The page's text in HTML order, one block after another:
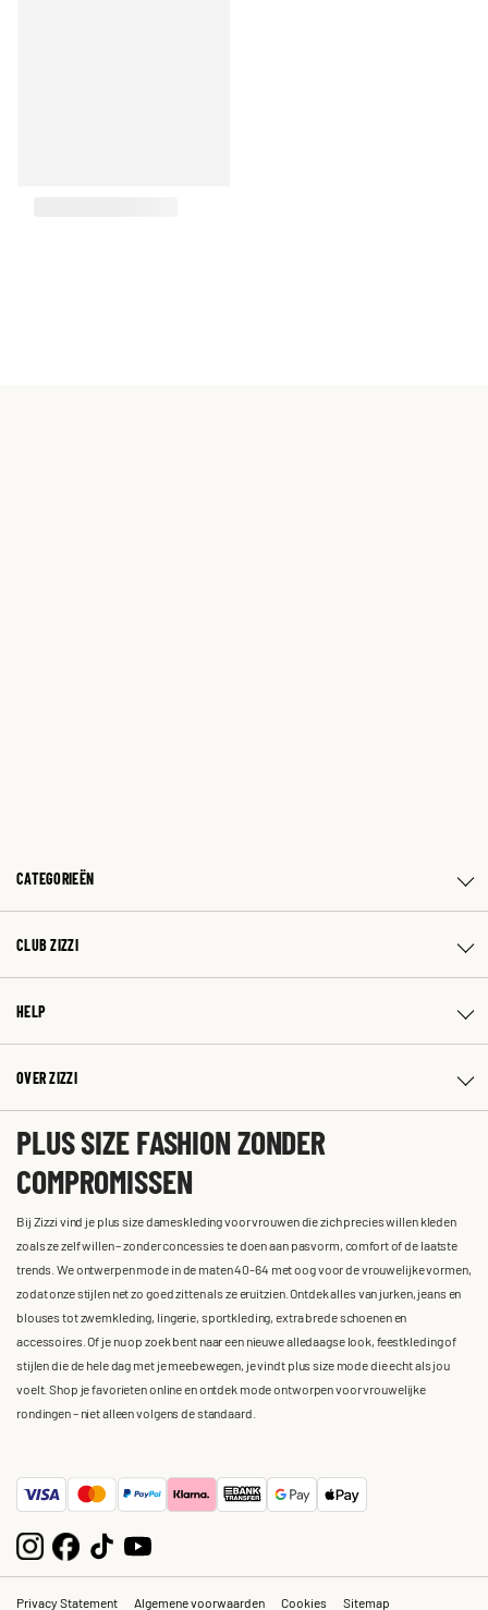
CATEGORIEËN
CLUB ZIZZI
HELP
OVER ZIZZI
PLUS SIZE FASHION ZONDER
COMPROMISSEN
Bij Zizzi vind je plus size dameskleding voor vrouwen die zich precies willen kleden
zoals ze zelf willen – zonder concessies te doen aan pasvorm, comfort of de laatste
trends. We ontwerpen mode in de maten 40-64 met oog voor de vrouwelijke vormen,
zodat onze stijlen net zo goed zitten als ze eruitzien. Ontdek alles van jurken, jeans en
blouses tot zwemkleding, lingerie, sportkleding, extra brede schoenen en
accessoires. Of je nu op zoek bent naar een nieuwe alledaagse look, feestkleding of
stijlen die de hele dag met je meebewegen, je vindt plus size mode die echt als jou
voelt. Shop je favorieten online en ontdek mode ontworpen voor vrouwelijke
rondingen – niet alleen volgens de standaard.
Privacy Statement Algemene voorwaarden Cookies Sitemap